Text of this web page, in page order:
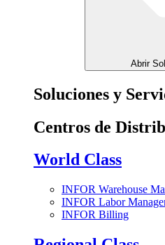
Abrir
Soluciones y
Centros de
World Class
INFOR Warehouse
INFOR Labor
INFOR Billing